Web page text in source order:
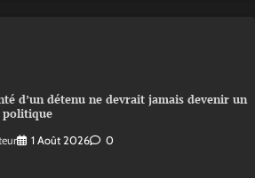
d’un détenu ne devrait jamais devenir un
politique
1 Août 2026 0